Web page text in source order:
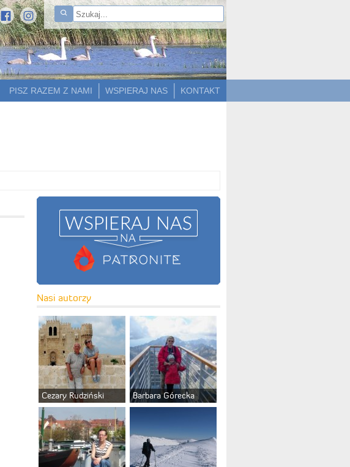
KONTAKT
WSPIERAJ NAS
PISZ RAZEM Z NAMI
Nasi autorzy
Cezary Rudziński Barbara Górecka